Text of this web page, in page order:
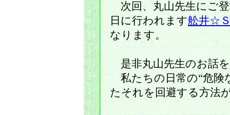
次回、丸山先生にご
日に行われます舩井☆
なります。
是非丸山先生のお話
私たちの日常の“危険
たそれを回避する方法